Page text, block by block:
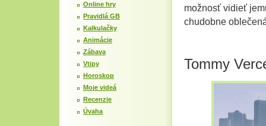
Online hry
Pravidlá GB
Kalkulačky
Animácie
Zábava
Vtipy
Horoskop
Moje videá
Recenzie
Úvaha
možnosť vidieť
chudobne
Tommy